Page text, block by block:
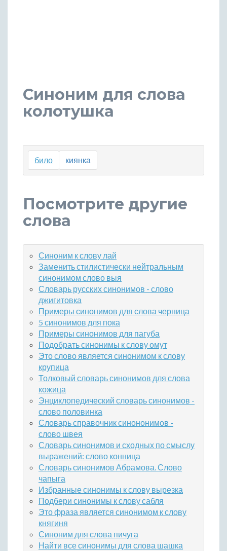
Синоним для слова
колотушка
било киянка
Посмотрите другие
слова
Синоним к слову лай
Заменить стилистически нейтральным
синонимом слово выя
Словарь русских синонимов - слово
джигитовка
Примеры синонимов для слова черница
5 синонимов для пока
Примеры синонимов для пагуба
Подобрать синонимы к слову омут
Это слово является синонимом к слову
крупица
Толковый словарь синонимов для слова
кожица
Энциклопедический словарь синонимов -
слово половинка
Словарь справочник синононимов -
слово швея
Словарь синонимов и сходных по смыслу
выражений: слово конница
Словарь синонимов Абрамова. Слово
чапыга
Избранные синонимы к слову вырезка
Подбери синонимы к слову сабля
Это фраза является синонимом к слову
княгиня
Синоним для слова пичуга
Найти все синонимы для слова шашка